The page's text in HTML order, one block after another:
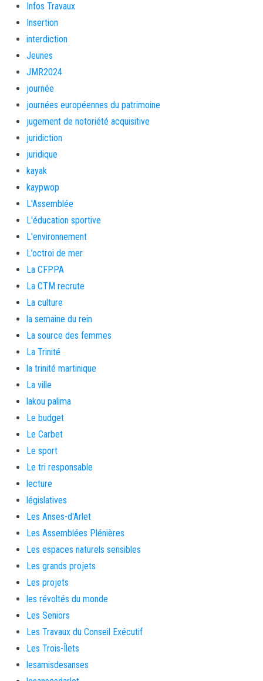
Infos Travaux
Insertion
interdiction
Jeunes
JMR2024
journée
journées européennes du patrimoine
jugement de notoriété acquisitive
juridiction
juridique
kayak
kaypwop
L'Assemblée
L'éducation sportive
L'environnement
L’octroi de mer
La CFPPA
La CTM recrute
La culture
la semaine du rein
La source des femmes
La Trinité
la trinité martinique
La ville
lakou palima
Le budget
Le Carbet
Le sport
Le tri responsable
lecture
législatives
Les Anses-d'Arlet
Les Assemblées Plénières
Les espaces naturels sensibles
Les grands projets
Les projets
les révoltés du monde
Les Seniors
Les Travaux du Conseil Exécutif
Les Trois-Îlets
lesamisdesanses